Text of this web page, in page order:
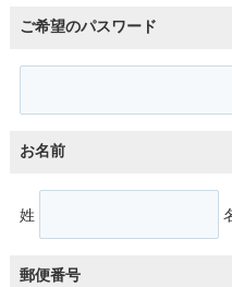
ご希望のパスワード
お名前
姓
郵便番号